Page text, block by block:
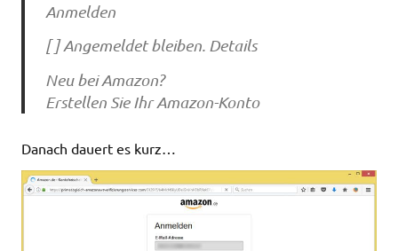
Anmelden
[ ] Angemeldet bleiben. Details
Neu bei Amazon?
Erstellen Sie Ihr Amazon-Konto
Danach dauert es kurz…